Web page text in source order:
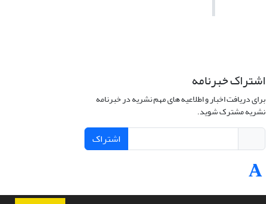
اشتراک خبرنامه
برای دریافت اخبار و اطلاعیه های مهم نشریه در خبرنامه
نشریه مشترک شوید.
اشتراک